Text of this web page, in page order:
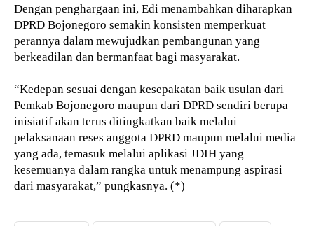
Dengan penghargaan ini, Edi menambahkan diharapkan
DPRD Bojonegoro semakin konsisten memperkuat
perannya dalam mewujudkan pembangunan yang
berkeadilan dan bermanfaat bagi masyarakat.
“Kedepan sesuai dengan kesepakatan baik usulan dari
Pemkab Bojonegoro maupun dari DPRD sendiri berupa
inisiatif akan terus ditingkatkan baik melalui
pelaksanaan reses anggota DPRD maupun melalui media
yang ada, temasuk melalui aplikasi JDIH yang
kesemuanya dalam rangka untuk menampung aspirasi
dari masyarakat,” pungkasnya. (*)